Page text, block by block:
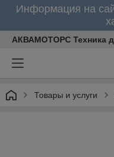
Информация на
АКВАМОТОРС Техника
Товары и услуги